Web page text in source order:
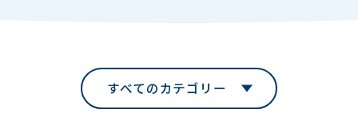
すべてのカテゴリー